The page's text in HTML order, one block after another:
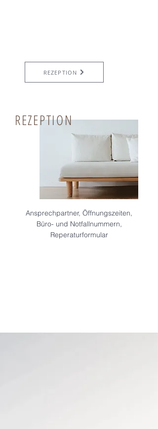
REZEPTION
REZEPTION
Ansprechpartner, Öffnungszeiten,
Büro- und Notfallnummern,
Reperaturformular